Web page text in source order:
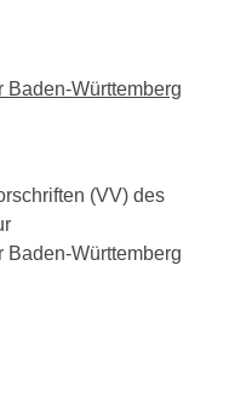
Baden-Württemberg
(VV) des
Baden-Württemberg